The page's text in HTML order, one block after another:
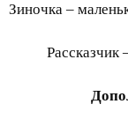
Зиночка –
Рассказчик